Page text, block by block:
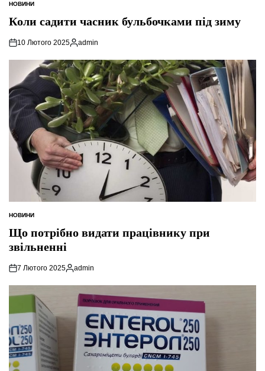
ОПУБЛІКУВАТИ
У
НОВИНИ
Коли садити часник бульбочками під зиму
10 Лютого 2025
Опубліковано
admin
ОПУБЛІКУВАТИ
У
НОВИНИ
Що потрібно видати працівнику при
звільненні
7 Лютого 2025
Опубліковано
admin